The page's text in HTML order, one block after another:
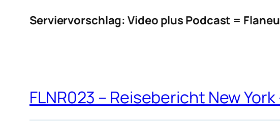
Serviervorschlag: Video plus Podcast =
FLNR023 – Reisebericht New